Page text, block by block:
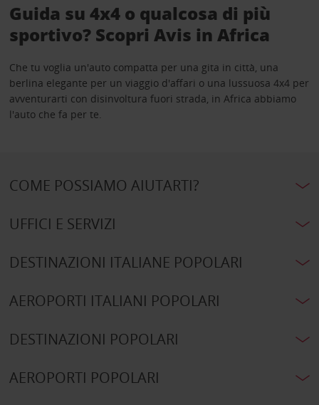
Guida su 4x4 o qualcosa di più
sportivo? Scopri Avis in Africa
Che tu voglia un'auto compatta per una gita in città, una
berlina elegante per un viaggio d'affari o una lussuosa 4x4 per
avventurarti con disinvoltura fuori strada, in Africa abbiamo
l'auto che fa per te.
COME POSSIAMO AIUTARTI?
UFFICI E SERVIZI
DESTINAZIONI ITALIANE POPOLARI
AEROPORTI ITALIANI POPOLARI
DESTINAZIONI POPOLARI
AEROPORTI POPOLARI